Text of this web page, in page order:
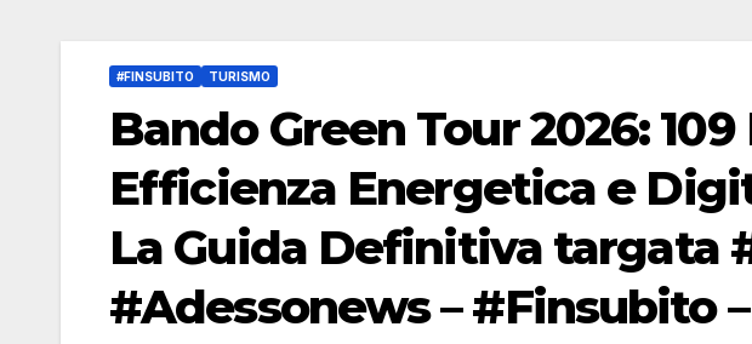
#FINSUBITO TURISMO
Bando Green Tour 2026:
Efficienza Energetica e
La Guida Definitiva targata
#Adessonews – #Finsubito